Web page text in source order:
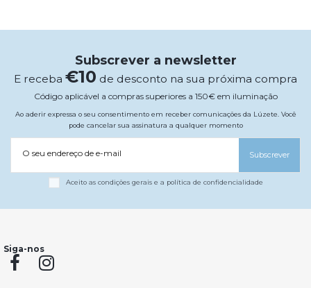
Subscrever a newsletter
E receba €10 de desconto na sua próxima compra
Código aplicável a compras superiores a 150€ em iluminação
Ao aderir expressa o seu consentimento em receber comunicações da Lúzete. Você
pode cancelar sua assinatura a qualquer momento
O seu endereço de e-mail Subscrever
Aceito as condições gerais e a política de confidencialidade
Siga-nos